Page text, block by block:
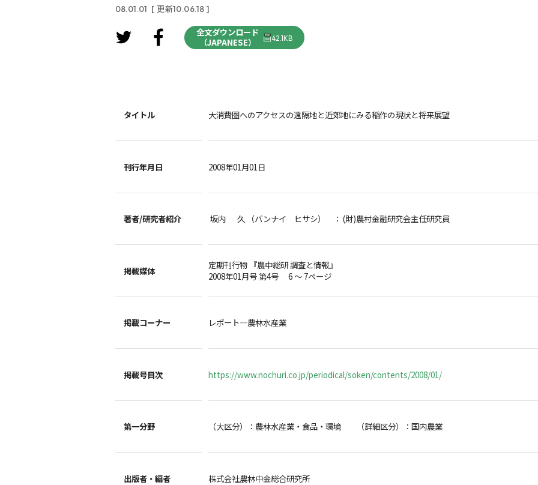
08.01.01 [ 更新10.06.18 ]
全文ダウンロード
（JAPANESE）
42.1KB
タイトル 大消費圏へのアクセスの遠隔地と近郊地にみる稲作の現状と将来展望
刊行年月日 2008年01月01日
著者/研究者紹介 坂内 久 （バンナイ ヒサシ） ： (財)農村金融研究会主任研究員
掲載媒体
定期刊行物 『農中総研 調査と情報』
2008年01月号 第4号 6 ～ 7ページ
掲載コーナー レポート―農林水産業
掲載号目次 https://www.nochuri.co.jp/periodical/soken/contents/2008/01/
第一分野 （大区分）：農林水産業・食品・環境 （詳細区分）：国内農業
出版者・編者 株式会社農林中金総合研究所